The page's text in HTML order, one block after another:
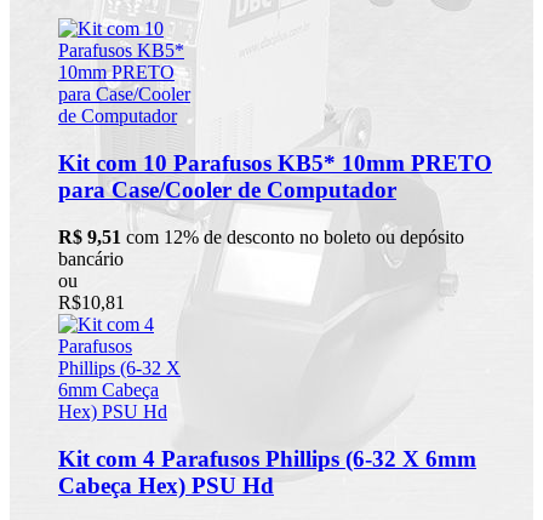
Kit com 10 Parafusos KB5* 10mm PRETO
para Case/Cooler de Computador
R$ 9,51 com 12% de desconto no boleto ou depósito
bancário
ou
R$10,81
Kit com 4 Parafusos Phillips (6-32 X 6mm
Cabeça Hex) PSU Hd